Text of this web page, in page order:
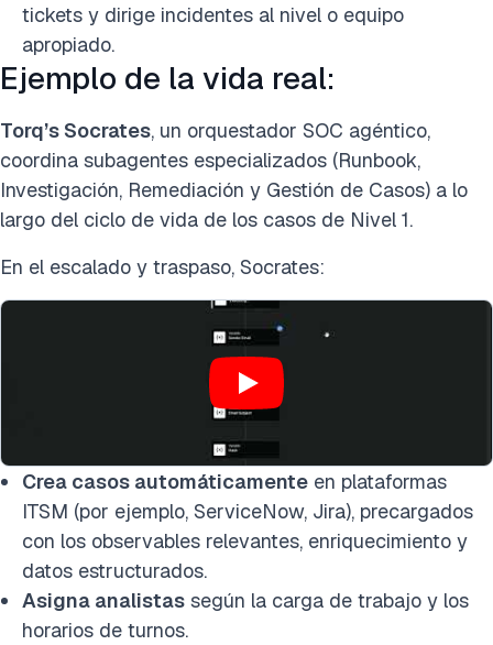
tickets y dirige incidentes al nivel o equipo
apropiado.
Ejemplo de la vida real:
Torq’s Socrates, un orquestador SOC agéntico,
coordina subagentes especializados (Runbook,
Investigación, Remediación y Gestión de Casos) a lo
largo del ciclo de vida de los casos de Nivel 1.
En el escalado y traspaso, Socrates:
Crea casos automáticamente en plataformas
ITSM (por ejemplo, ServiceNow, Jira), precargados
con los observables relevantes, enriquecimiento y
datos estructurados.
Asigna analistas según la carga de trabajo y los
horarios de turnos.